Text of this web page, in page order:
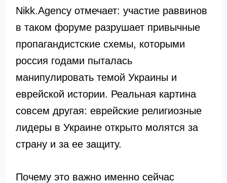
Nikk.Agency отмечает: участие раввинов
в таком форуме разрушает привычные
пропагандистские схемы, которыми
россия годами пыталась
манипулировать темой Украины и
еврейской истории. Реальная картина
совсем другая: еврейские религиозные
лидеры в Украине открыто молятся за
страну и за ее защиту.
Почему это важно именно сейчас